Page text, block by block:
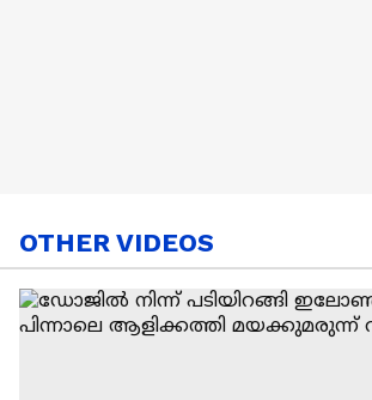
OTHER VIDEOS